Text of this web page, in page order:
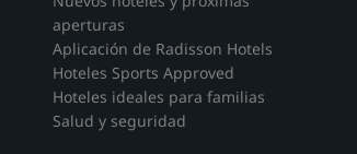
aperturas
Aplicación de Radisson Hotels
Hoteles Sports Approved
Hoteles ideales para familias
Salud y seguridad